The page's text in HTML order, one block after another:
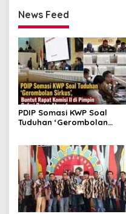
News Feed
PDIP Somasi KWP Soal
Tuduhan ‘Gerombolan
Dasco Ahmad